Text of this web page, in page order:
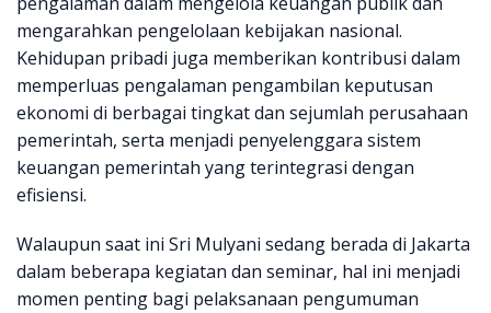
mengarahkan pengelolaan kebijakan nasional.
Kehidupan pribadi juga memberikan kontribusi dalam
memperluas pengalaman pengambilan keputusan
ekonomi di berbagai tingkat dan sejumlah perusahaan
pemerintah, serta menjadi penyelenggara sistem
keuangan pemerintah yang terintegrasi dengan
efisiensi.
Walaupun saat ini Sri Mulyani sedang berada di Jakarta
dalam beberapa kegiatan dan seminar, hal ini menjadi
momen penting bagi pelaksanaan pengumuman